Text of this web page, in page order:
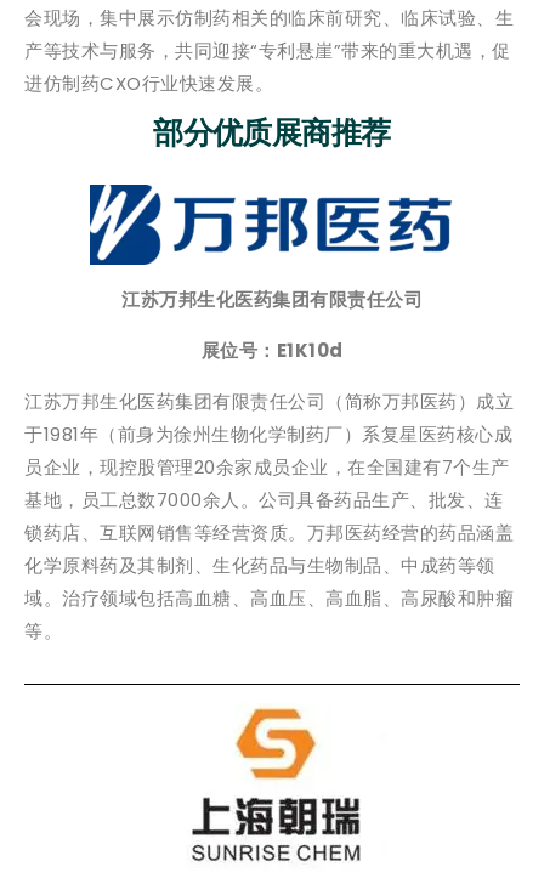
会现场，集中展示仿制药相关的临床前研究、临床试验、生
产等技术与服务，共同迎接“专利悬崖”带来的重大机遇，促
进仿制药CXO行业快速发展。
部分优质展商推荐
江苏万邦生化医药集团有限责任公司
展位号：E1K10d
江苏万邦生化医药集团有限责任公司（简称万邦医药）成立
于1981年（前身为徐州生物化学制药厂）系复星医药核心成
员企业，现控股管理20余家成员企业，在全国建有7个生产
基地，员工总数7000余人。公司具备药品生产、批发、连
锁药店、互联网销售等经营资质。万邦医药经营的药品涵盖
化学原料药及其制剂、生化药品与生物制品、中成药等领
域。治疗领域包括高血糖、高血压、高血脂、高尿酸和肿瘤
等。